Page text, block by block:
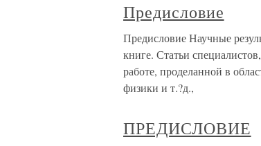
Предисловие
Предисловие Научные
книге. Статьи
работе, проделанной в
физики и т.?д.,
ПРЕДИСЛОВИЕ